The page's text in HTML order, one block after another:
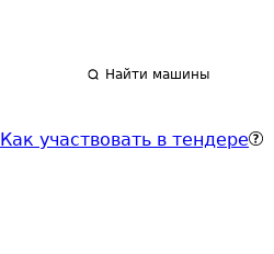
Найти машины
Как участвовать в тендере